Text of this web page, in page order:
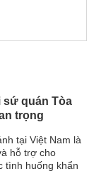
sứ quán Tòa
trọng
tại Việt Nam là
hỗ trợ cho
tình huống khẩn